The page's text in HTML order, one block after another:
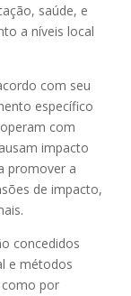
saúde, e
a níveis local
com seu
específico
com
impacto
promover a
de impacto,
concedidos
e métodos
como por